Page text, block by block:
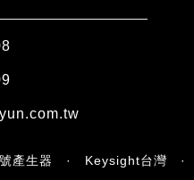
產生器 · Keysight台灣